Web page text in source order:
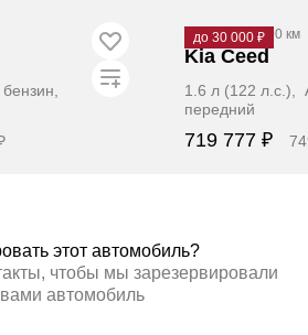
до 30 000 ₽
2012· 162 000 км
Kia Ceed
1.6 л (122
передний
719 777 ₽
этот автомобиль?
чтобы мы зарезервировали
автомобиль